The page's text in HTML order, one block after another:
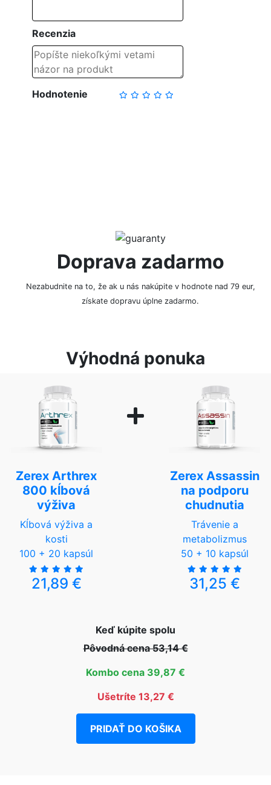
Recenzia
Hodnotenie
Doprava zadarmo
Nezabudnite na to, že ak u nás nakúpite v hodnote nad 79 eur,
získate dopravu úplne zadarmo.
Výhodná ponuka
Zerex Arthrex
800 kĺbová
výživa
Kĺbová výživa a
kosti
100 + 20 kapsúl
21,89 €
Zerex Assassin
na podporu
chudnutia
Trávenie a
metabolizmus
50 + 10 kapsúl
31,25 €
Keď kúpite spolu
Pôvodná cena 53,14 €
Kombo cena 39,87 €
Ušetríte 13,27 €
PRIDAŤ DO KOŠIKA